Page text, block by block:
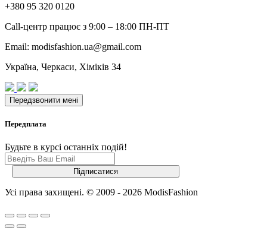
+380 95 320 0120
Call-центр працює з 9:00 – 18:00 ПН-ПТ
Email: modisfashion.ua@gmail.com
Україна, Черкаси, Хіміків 34
Передплата
Будьте в курсі останніх подій!
Усі права захищені. © 2009 - 2026 ModisFashion